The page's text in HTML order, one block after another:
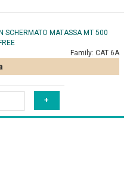
SCHERMATO MATASSA MT 500
Family: CAT 6A